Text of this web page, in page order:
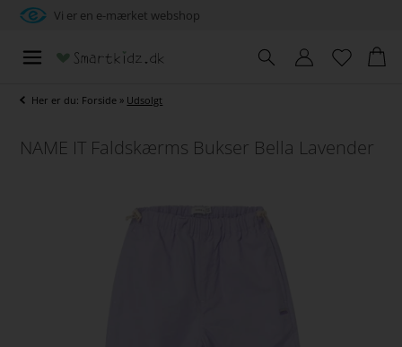
Vi er en e-mærket webshop
Her er du: Forside » Udsolgt
NAME IT Faldskærms Bukser Bella Lavender